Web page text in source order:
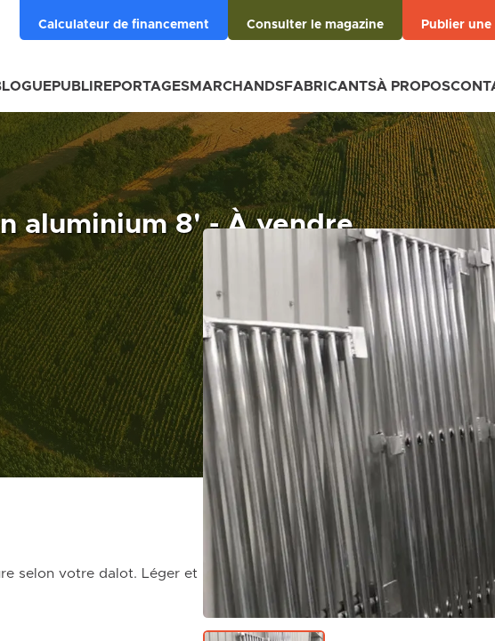
Calculateur de financement Consulter le magazine Publier
PUBLIREPORTAGESMARCHANDSFABRICANTSÀ PROPOS
aluminium 8' - À vendre
selon votre dalot. Léger et